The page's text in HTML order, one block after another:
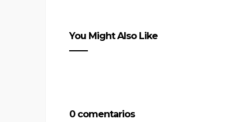
You Might Also Like
0 comentarios